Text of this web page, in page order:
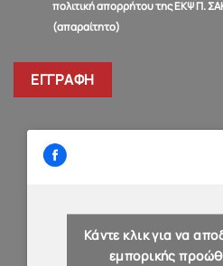
πολιτική απορρήτου της ΕΚΨ Π.
(απαραίτητο)
Κάντε κλικ για να
εμπορικής